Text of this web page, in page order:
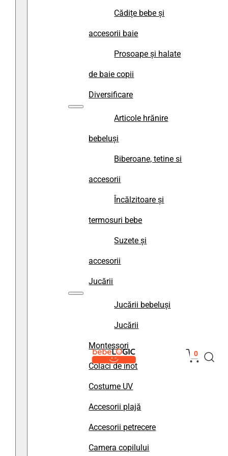
Cădițe bebe și
accesorii baie
Prosoape și halate
de baie copii
Diversificare
Articole hrănire
bebeluși
Biberoane, tetine si
accesorii
Încălzitoare și
termosuri bebe
Suzete și
accesorii
Jucării
Jucării bebeluși
Jucării
Montessori
Colaci de înot
Costume UV
Accesorii plajă
Accesorii petrecere
Camera copilului
0